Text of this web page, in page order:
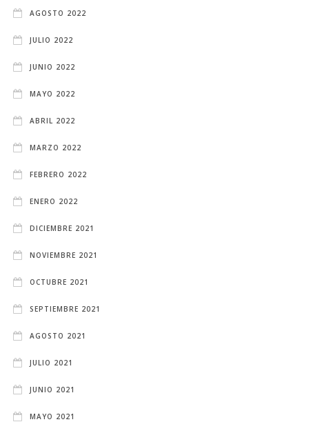
AGOSTO 2022
JULIO 2022
JUNIO 2022
MAYO 2022
ABRIL 2022
MARZO 2022
FEBRERO 2022
ENERO 2022
DICIEMBRE 2021
NOVIEMBRE 2021
OCTUBRE 2021
SEPTIEMBRE 2021
AGOSTO 2021
JULIO 2021
JUNIO 2021
MAYO 2021